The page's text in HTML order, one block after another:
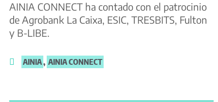
AINIA CONNECT ha contado con el patrocinio
de Agrobank La Caixa, ESIC, TRESBITS, Fulton
y B-LIBE.
AINIA, AINIA CONNECT